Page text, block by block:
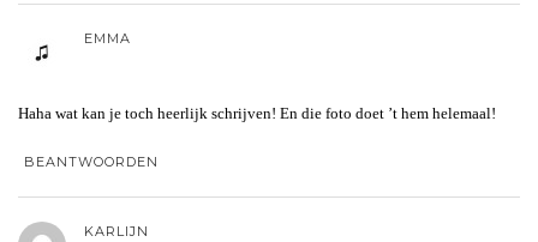
EMMA
Haha wat kan je toch heerlijk schrijven! En die foto doet ’t hem helemaal!
BEANTWOORDEN
KARLIJN